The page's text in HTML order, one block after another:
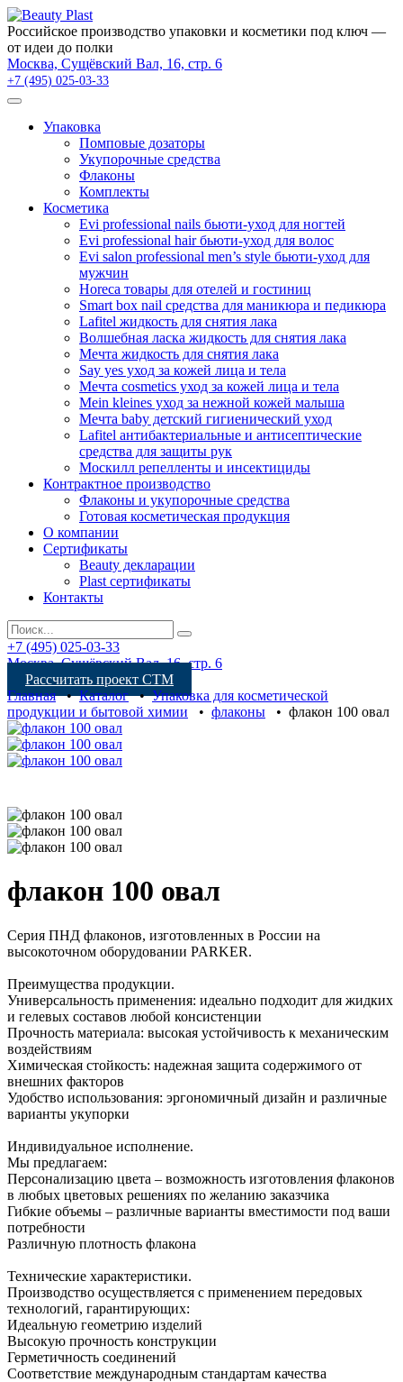
Российское производство упаковки и косметики под ключ —
от идеи до полки
Москва, Сущёвский Вал, 16, стр. 6
+7 (495) 025-03-33
Упаковка
Помповые дозаторы
Укупорочные средства
Флаконы
Комплекты
Косметика
Evi professional nails бьюти-уход для ногтей
Evi professional hair бьюти-уход для волос
Evi salon professional men’s style бьюти-уход для
мужчин
Horeca товары для отелей и гостиниц
Smart box nail средства для маникюра и педикюра
Lafitel жидкость для снятия лака
Волшебная ласка жидкость для снятия лака
Мечта жидкость для снятия лака
Say yes уход за кожей лица и тела
Мечта cosmetics уход за кожей лица и тела
Mein kleines уход за нежной кожей малыша
Мечта baby детский гигиенический уход
Lafitel антибактериальные и антисептические
средства для защиты рук
Москилл репелленты и инсектициды
Контрактное производство
Флаконы и укупорочные средства
Готовая косметическая продукция
О компании
Сертификаты
Beauty декларации
Plast сертификаты
Контакты
+7 (495) 025-03-33
Москва, Сущёвский Вал, 16, стр. 6
Рассчитать проект СТМ
Главная•Каталог•Упаковка для косметической
продукции и бытовой химии • флаконы • флакон 100 овал
флакон 100 овал
Серия ПНД флаконов, изготовленных в России на
высокоточном оборудовании PARKER.
Преимущества продукции.
Универсальность применения: идеально подходит для жидких
и гелевых составов любой консистенции
Прочность материала: высокая устойчивость к механическим
воздействиям
Химическая стойкость: надежная защита содержимого от
внешних факторов
Удобство использования: эргономичный дизайн и различные
варианты укупорки
Индивидуальное исполнение.
Мы предлагаем:
Персонализацию цвета – возможность изготовления флаконов
в любых цветовых решениях по желанию заказчика
Гибкие объемы – различные варианты вместимости под ваши
потребности
Различную плотность флакона
Технические характеристики.
Производство осуществляется с применением передовых
технологий, гарантирующих:
Идеальную геометрию изделий
Высокую прочность конструкции
Герметичность соединений
Соответствие международным стандартам качества
×